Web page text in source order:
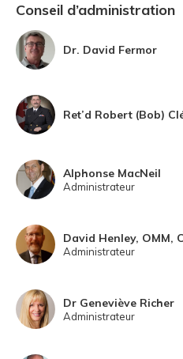
Conseil d’administration
Dr. David Fermor
Ret’d Robert (Bob)
Alphonse MacNeil
Administrateur
David Henley, OMM,
Administrateur
Dr Geneviève Richer
Administrateur